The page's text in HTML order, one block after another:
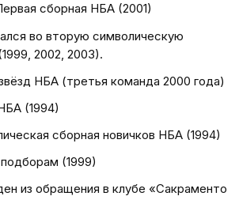
сборная НБА (2001)
во вторую символическую
2002, 2003).
НБА (третья команда 2000 года)
(1994)
сборная новичков НБА (1994)
(1999)
из обращения в клубе «Сакраменто